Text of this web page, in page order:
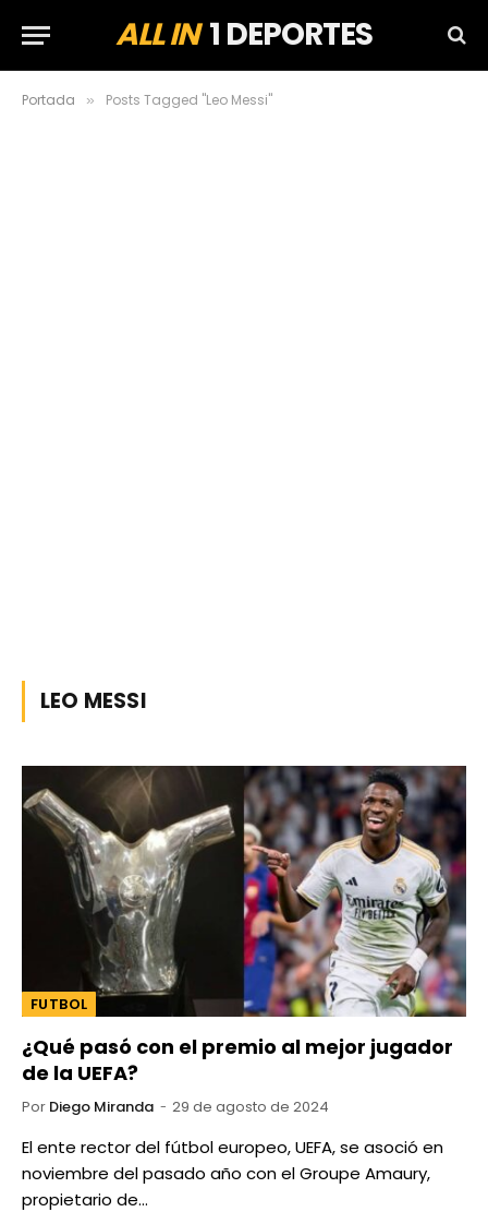
ALL IN1 DEPORTES
Portada » Posts Tagged "Leo Messi"
LEO MESSI
FUTBOL
¿Qué pasó con el premio al mejor jugador
de la UEFA?
Por Diego Miranda 29 de agosto de 2024
El ente rector del fútbol europeo, UEFA, se asoció en
noviembre del pasado año con el Groupe Amaury,
propietario de…